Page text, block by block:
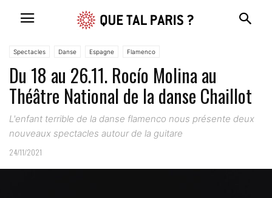
Spectacles Danse Espagne Flamenco
Du 18 au 26.11. Rocío Molina au
Théâtre National de la danse Chaillot
L'enfant terrible de la danse flamenco nous présente deux
nouveaux spectacles autour de la guitare
24/11/2021